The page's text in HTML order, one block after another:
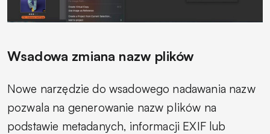
Wsadowa zmiana nazw plików
Nowe narzędzie do wsadowego nadawania nazw
pozwala na generowanie nazw plików na
podstawie metadanych, informacji EXIF lub